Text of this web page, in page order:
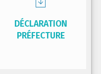
DÉCLARATION
PRÉFECTURE